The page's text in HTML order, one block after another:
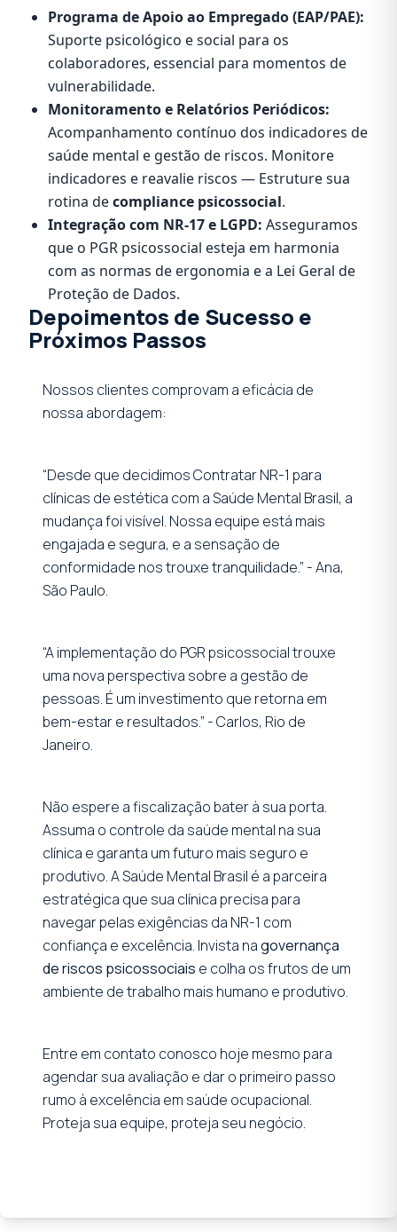
Programa de Apoio ao Empregado (EAP/PAE):
Suporte psicológico e social para os
colaboradores, essencial para momentos de
vulnerabilidade.
Monitoramento e Relatórios Periódicos:
Acompanhamento contínuo dos indicadores de
saúde mental e gestão de riscos. Monitore
indicadores e reavalie riscos — Estruture sua
rotina decompliance psicossocial.
Integração com NR-17 e LGPD: Asseguramos
que o PGR psicossocial esteja em harmonia
com as normas de ergonomia e a Lei Geral de
Proteção de Dados.
Depoimentos de Sucesso e
Próximos Passos
Nossos clientes comprovam a eficácia de
nossa abordagem:
“Desde que decidimos Contratar NR-1 para
clínicas de estética com a Saúde Mental Brasil, a
mudança foi visível. Nossa equipe está mais
engajada e segura, e a sensação de
conformidade nos trouxe tranquilidade.” - Ana,
São Paulo.
“A implementação do PGR psicossocial trouxe
uma nova perspectiva sobre a gestão de
pessoas. É um investimento que retorna em
bem-estar e resultados.” - Carlos, Rio de
Janeiro.
Não espere a fiscalização bater à sua porta.
Assuma o controle da saúde mental na sua
clínica e garanta um futuro mais seguro e
produtivo. A Saúde Mental Brasil é a parceira
estratégica que sua clínica precisa para
navegar pelas exigências da NR-1 com
confiança e excelência. Invista nagovernança
de riscos psicossociais e colha os frutos de um
ambiente de trabalho mais humano e produtivo.
Entre em contato conosco hoje mesmo para
agendar sua avaliação e dar o primeiro passo
rumo à excelência em saúde ocupacional.
Proteja sua equipe, proteja seu negócio.